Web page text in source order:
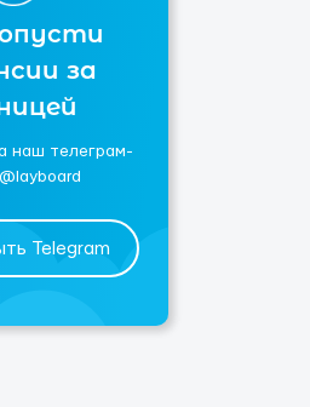
за
наш телеграм-
Telegram